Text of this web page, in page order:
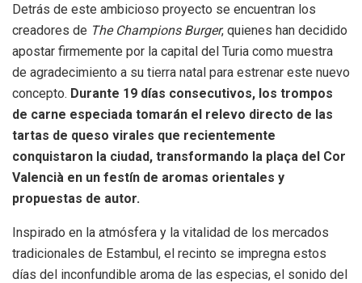
Detrás de este ambicioso proyecto se encuentran los
creadores de The Champions Burger, quienes han decidido
apostar firmemente por la capital del Turia como muestra
de agradecimiento a su tierra natal para estrenar este nuevo
concepto. Durante 19 días consecutivos, los trompos
de carne especiada tomarán el relevo directo de las
tartas de queso virales que recientemente
conquistaron la ciudad, transformando la plaça del Cor
Valencià en un festín de aromas orientales y
propuestas de autor.
Inspirado en la atmósfera y la vitalidad de los mercados
tradicionales de Estambul, el recinto se impregna estos
días del inconfundible aroma de las especias, el sonido del